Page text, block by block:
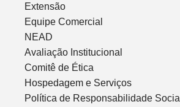
Extensão
Equipe Comercial
NEAD
Avaliação Institucional
Comitê de Ética
Hospedagem e Serviços
Política de Responsabilidade Social